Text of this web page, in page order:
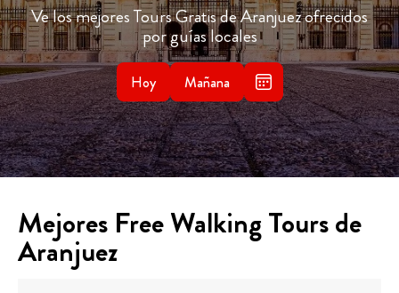
Ve los mejores Tours Gratis de Aranjuez ofrecidos
por guías locales
Hoy Mañana
Mejores Free Walking Tours de
Aranjuez